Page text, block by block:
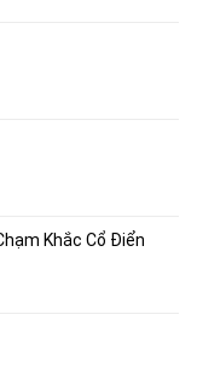
Khắc Cổ Điển